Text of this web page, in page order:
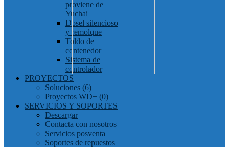
proviene de
Yuchai
Dosel silencioso
y remolque
Toldo de
contenedor
Sistema de
controlador
PROYECTOS
Soluciones (6)
Proyectos WD+ (0)
SERVICIOS Y SOPORTES
Descargar
Contacta con nosotros
Servicios posventa
Soportes de repuestos